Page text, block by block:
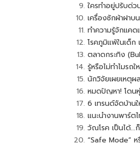
ใครทำอยู่ปรับด่
เครื่องซักผ้าฝาบ
ทำความรู้จักแค
โรคภูมิแพ้ในเด็
ตลาดกระทิง
รู้หรือไม่ทำไมรถ
นักวิจัยเผยเหตุผ
หมดปัญหา! โดน
6 เทรนด์จัดบ้าน
แนะนำงานพาร์ต
วัณโรค เป็นได้...
“Safe Mode”